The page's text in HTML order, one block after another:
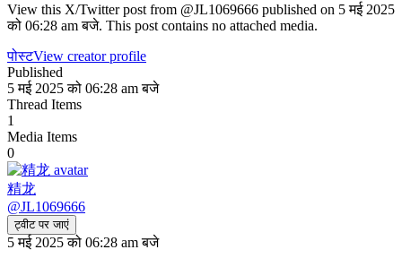
View this X/Twitter post from @JL1069666 published on 5 मई 2025
को 06:28 am बजे. This post contains no attached media.
पोस्टView creator profile
Published
5 मई 2025 को 06:28 am बजे
Thread Items
1
Media Items
0
精龙
@JL1069666
ट्वीट पर जाएं
5 मई 2025 को 06:28 am बजे